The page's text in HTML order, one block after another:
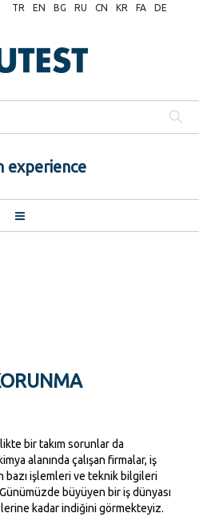
TR EN BG RU CN KR FA DE
experience
bir takım sorunlar da
alanında çalışan firmalar, iş
bazı işlemleri ve teknik bilgileri
büyüyen bir iş dünyası
kadar indiğini görmekteyiz.